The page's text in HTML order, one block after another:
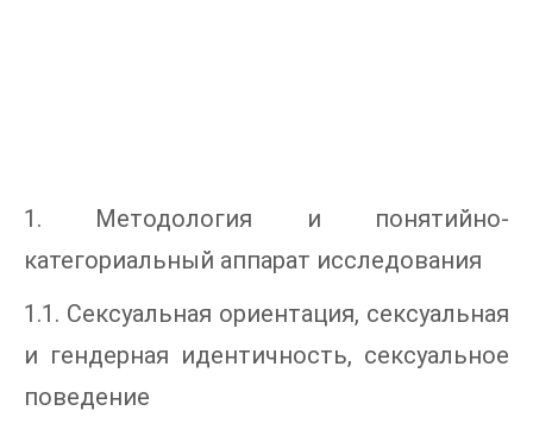
1. Методология и понятийно-
категориальный аппарат исследования
1.1. Сексуальная ориентация, сексуальная
и гендерная идентичность, сексуальное
поведение